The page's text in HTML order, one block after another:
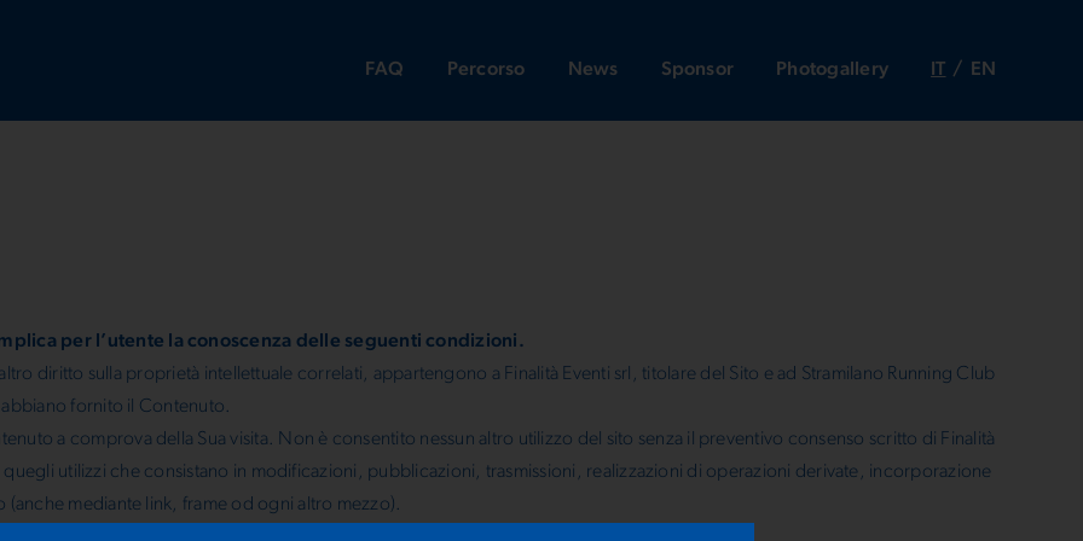
FAQ Percorso News Sponsor Photogallery IT EN
per l’utente la conoscenza delle seguenti condizioni.
diritto sulla proprietà intellettuale correlati, appartengono a Finalità Eventi srl, titolare del Sito e ad Stramilano Running Club
fornito il Contenuto.
a comprova della Sua visita. Non è consentito nessun altro utilizzo del sito senza il preventivo consenso scritto di Finalità
quegli utilizzi che consistano in modificazioni, pubblicazioni, trasmissioni, realizzazioni di operazioni derivate, incorporazione
mediante link, frame od ogni altro mezzo).